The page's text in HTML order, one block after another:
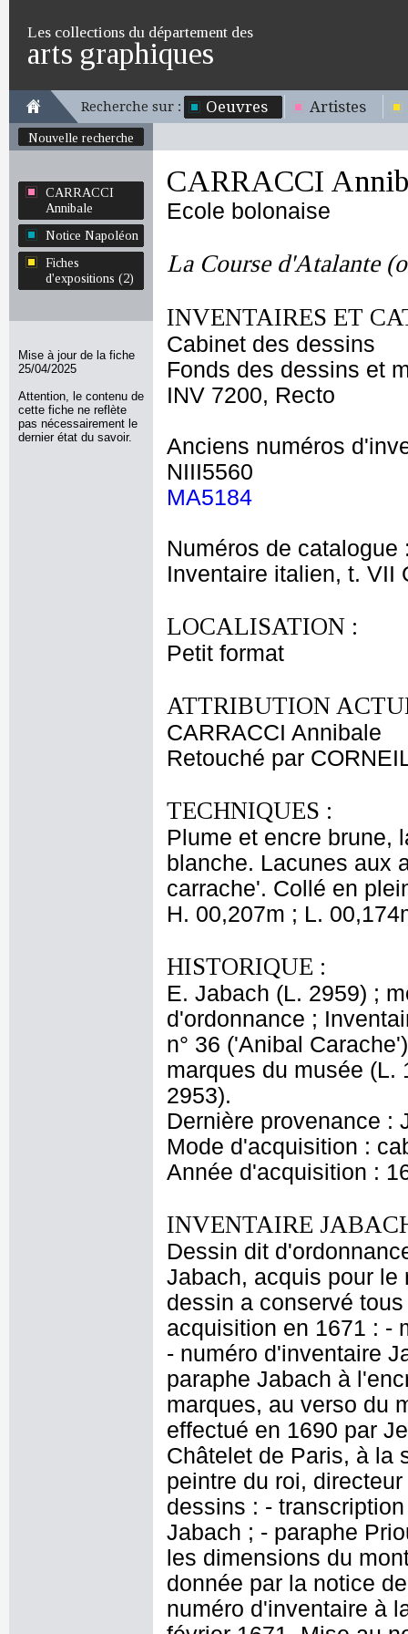
Les collections du département des
arts graphiques
Recherche sur : Oeuvres Artistes
Nouvelle recherche
CARRACCI
Annibale
Notice Napoléon
Fiches
d'expositions (2)
Mise à jour de la fiche
25/04/2025
Attention, le contenu de
cette fiche ne reflète
pas nécessairement le
dernier état du savoir.
CARRACCI
Ecole bolonaise
La Course d'Atalante
INVENTAIRES ET
Cabinet des dessins
Fonds des dessins et
INV 7200, Recto
Anciens numéros
NIII5560
MA5184
Numéros de catalogue
Inventaire italien, t. VII
LOCALISATION :
Petit format
ATTRIBUTION
CARRACCI Annibale
Retouché par
TECHNIQUES :
Plume et encre brune,
blanche. Lacunes aux
carrache'. Collé en
H. 00,207m ; L.
HISTORIQUE :
E. Jabach (L. 2959) ;
d'ordonnance ;
n° 36 ('Anibal
marques du musée (L.
2953).
Dernière provenance :
Mode d'acquisition :
Année d'acquisition :
INVENTAIRE
Dessin dit
Jabach, acquis pour le
dessin a conservé
acquisition en 1671 : -
- numéro d'inventaire
paraphe Jabach à
marques, au verso du
effectué en 1690 par
Châtelet de Paris, à la
peintre du roi,
dessins : -
Jabach ; - paraphe
les dimensions du
donnée par la notice
numéro d'inventaire à